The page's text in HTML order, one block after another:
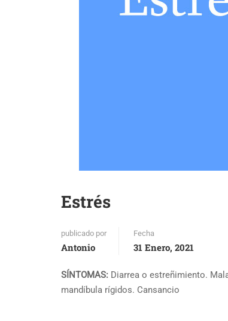
Estrés
publicado por
Antonio
Fecha
31 Enero, 2021
SÍNTOMAS: Diarrea o estreñimiento.
mandíbula rígidos. Cansancio